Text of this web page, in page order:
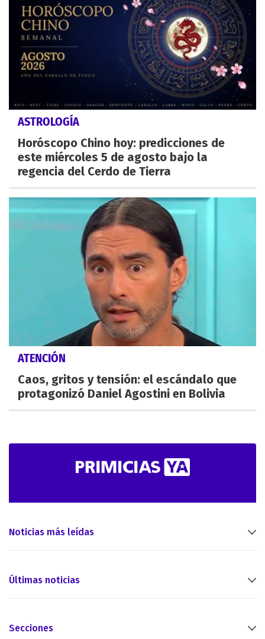
ASTROLOGÍA
Horóscopo Chino hoy: predicciones de
este miércoles 5 de agosto bajo la
regencia del Cerdo de Tierra
ATENCIÓN
Caos, gritos y tensión: el escándalo que
protagonizó Daniel Agostini en Bolivia
Noticias más leídas
Últimas noticias
Secciones